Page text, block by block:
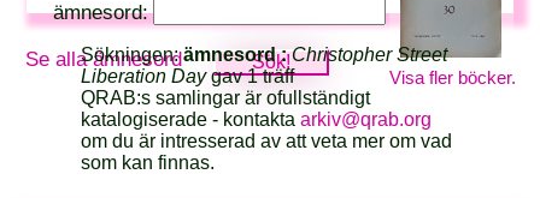
ämnesord:
Se alla ämnesord
Visa fler böcker.
Sökningen:ämnesord :Christopher Street
Liberation Daygav 1 träff
QRAB:s samlingar är ofullständigt
katalogiserade - kontaktaarkiv@qrab.org
om du är intresserad av att veta mer om vad
som kan finnas.